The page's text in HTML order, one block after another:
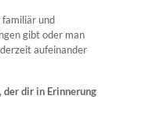
familiär und
gibt oder man
aufeinander
der dir in Erinnerung